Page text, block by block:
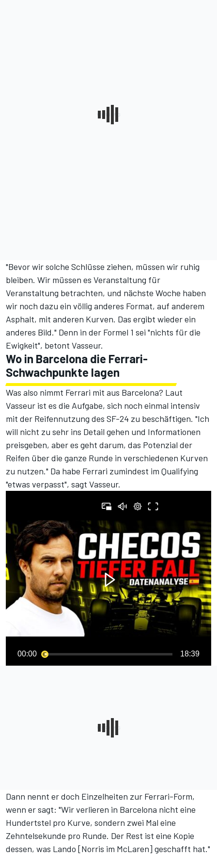
"Bevor wir solche Schlüsse ziehen, müssen wir ruhig
bleiben. Wir müssen es Veranstaltung für
Veranstaltung betrachten, und nächste Woche haben
wir noch dazu ein völlig anderes Format, auf anderem
Asphalt, mit anderen Kurven. Das ergibt wieder ein
anderes Bild." Denn in der Formel 1 sei "nichts für die
Ewigkeit", betont Vasseur.
Wo in Barcelona die Ferrari-
Schwachpunkte lagen
Was also nimmt Ferrari mit aus Barcelona? Laut
Vasseur ist es die Aufgabe, sich noch einmal intensiv
mit der Reifennutzung des SF-24 zu beschäftigen. "Ich
will nicht zu sehr ins Detail gehen und Informationen
preisgeben, aber es geht darum, das Potenzial der
Reifen über die ganze Runde in verschiedenen Kurven
zu nutzen." Da habe Ferrari zumindest im Qualifying
"etwas verpasst", sagt Vasseur.
00:00 18:39
Dann nennt er doch Einzelheiten zur Ferrari-Form,
wenn er sagt: "Wir verlieren in Barcelona nicht eine
Hundertstel pro Kurve, sondern zwei Mal eine
Zehntelsekunde pro Runde. Der Rest ist eine Kopie
dessen, was Lando [Norris im McLaren] geschafft hat."